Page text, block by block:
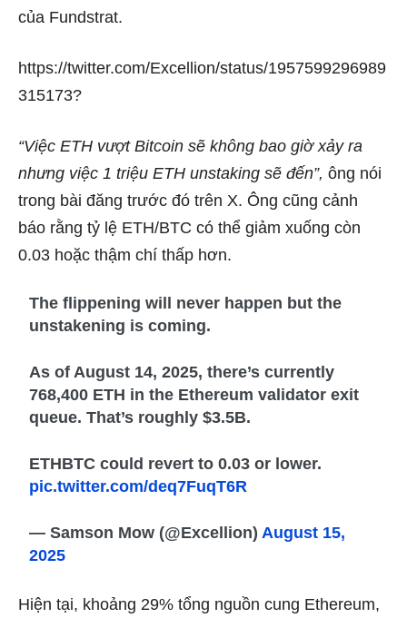
của Fundstrat.
https://twitter.com/Excellion/status/1957599296989
315173?
“Việc ETH vượt Bitcoin sẽ không bao giờ xảy ra
nhưng việc 1 triệu ETH unstaking sẽ đến”, ông nói
trong bài đăng trước đó trên X. Ông cũng cảnh
báo rằng tỷ lệ ETH/BTC có thể giảm xuống còn
0.03 hoặc thậm chí thấp hơn.
The flippening will never happen but the
unstakening is coming.
As of August 14, 2025, there’s currently
768,400 ETH in the Ethereum validator exit
queue. That’s roughly $3.5B.
ETHBTC could revert to 0.03 or lower.
pic.twitter.com/deq7FuqT6R
— Samson Mow (@Excellion) August 15,
2025
Hiện tại, khoảng 29% tổng nguồn cung Ethereum,